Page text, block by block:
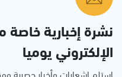
نشرة إخبارية خاصة
الإلكتروني يوميا